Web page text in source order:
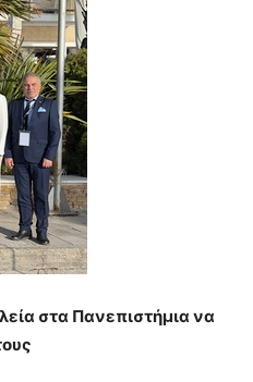
στα Πανεπιστήμια να